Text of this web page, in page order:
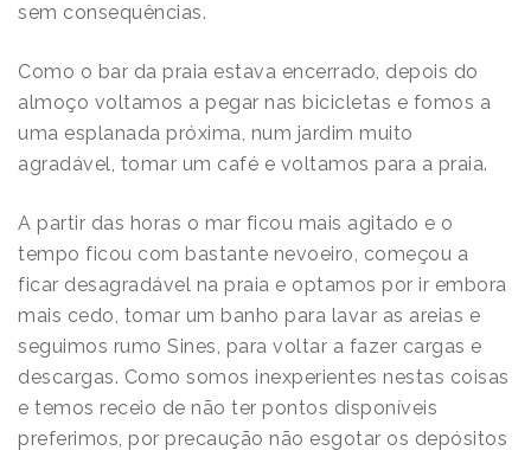
sem consequências.
Como o bar da praia estava encerrado, depois do
almoço voltamos a pegar nas bicicletas e fomos a
uma esplanada próxima, num jardim muito
agradável, tomar um café e voltamos para a praia.
A partir das horas o mar ficou mais agitado e o
tempo ficou com bastante nevoeiro, começou a
ficar desagradável na praia e optamos por ir embora
mais cedo, tomar um banho para lavar as areias e
seguimos rumo Sines, para voltar a fazer cargas e
descargas. Como somos inexperientes nestas coisas
e temos receio de não ter pontos disponíveis
preferimos, por precaução não esgotar os depósitos